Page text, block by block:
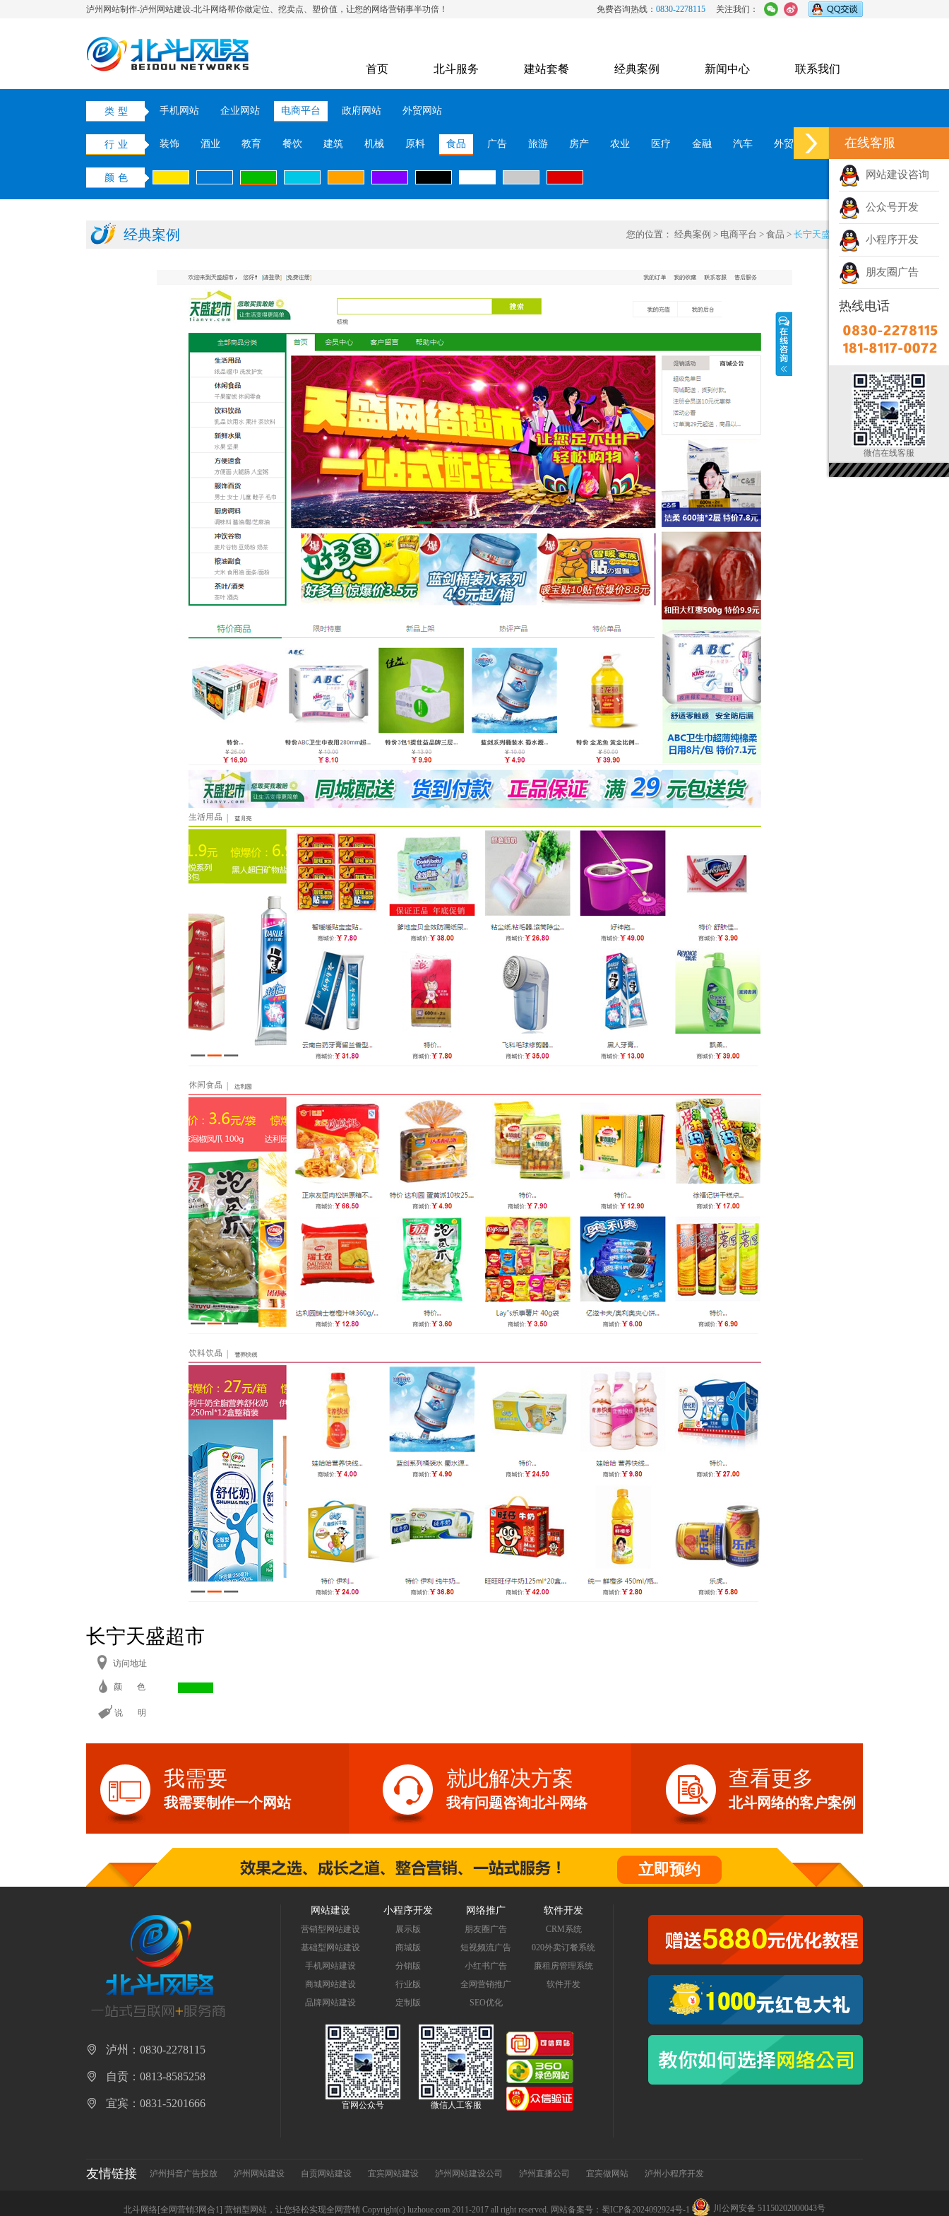
泸州网站制作-泸州网站建设-北斗网络帮你做定位、挖卖点、塑价值，让您的网络营销事半功倍！ 免费咨询热线： 0830-2278115 关注我们：
首页 北斗服务 建站套餐 经典案例 新闻中心 联系我们
在线客服
网站建设咨询
公众号开发
小程序开发
朋友圈广告
热线电话
微信在线客服
类型 手机网站 企业网站 电商平台 政府网站 外贸网站
行业 装饰 酒业 教育 餐饮 建筑 机械 原料 食品 广告 旅游 房产 农业 医疗 金融 汽车 外贸 政府
颜色
经典案例 您的位置： 经典案例 > 电商平台 > 食品 > 长宁天盛超市
长宁天盛超市
访问地址
颜 色
说 明
我需要
我需要制作一个网站
就此解决方案
我有问题咨询北斗网络
查看更多
北斗网络的客户案例
立即预约
泸州：0830-2278115
自贡：0813-8585258
宜宾：0831-5201666
网站建设
营销型网站建设
基础型网站建设
手机网站建设
商城网站建设
品牌网站建设
小程序开发
展示版
商城版
分销版
行业版
定制版
网络推广
朋友圈广告
短视频流广告
小红书广告
全网营销推广
SEO优化
软件开发
CRM系统
020外卖订餐系统
廉租房管理系统
软件开发
官网公众号 微信人工客服
友情链接 泸州抖音广告投放 泸州网站建设 自贡网站建设 宜宾网站建设 泸州网站建设公司 泸州直播公司 宜宾做网站 泸州小程序开发
北斗网络[全网营销3网合1] 营销型网站，让您轻松实现全网营销 Copyright(c) luzhoue.com 2011-2017 all right reserved. 网站备案号： 蜀ICP备2024092924号-1 川公网安备 51150202000043号